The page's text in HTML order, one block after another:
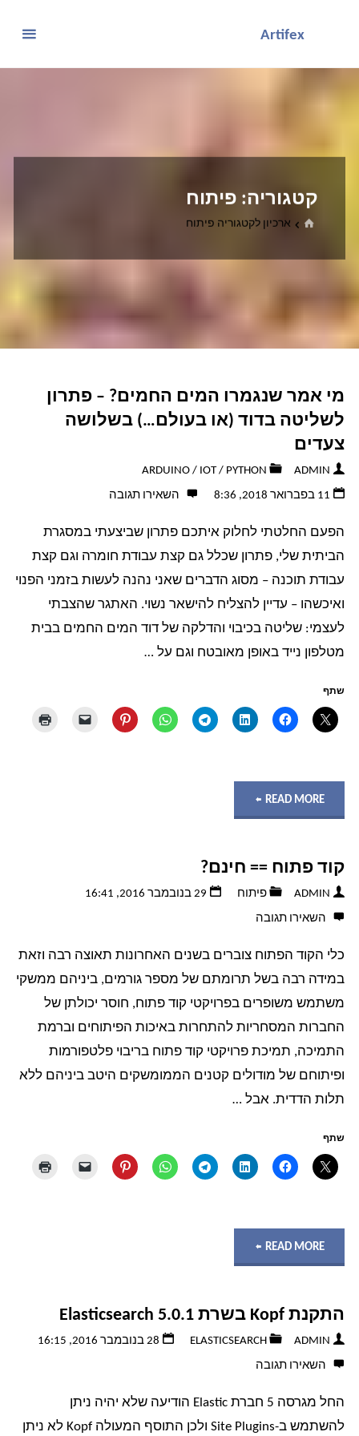
Artifex
קטגוריה: פיתוח
ביתארכיון לקטגוריה פיתוח
מי אמר שנגמרו המים החמים? – פתרון
לשליטה בדוד (או בעולם…) בשלושה
צעדים
ADMIN
ARDUINO/ IOT/ PYTHON
11 בפברואר 2018, 8:36
השאירו תגובה
הפעם החלטתי לחלוק איתכם פתרון שביצעתי במסגרת
הביתית שלי, פתרון שכלל גם קצת עבודת חומרה וגם קצת
עבודת תוכנה – מסוג הדברים שאני נהנה לעשות בזמני הפנוי
ואיכשהו – עדיין להצליח להישאר נשוי. האתגר שהצבתי
לעצמי: שליטה בכיבוי והדלקה של דוד המים החמים בבית
מטלפון נייד באופן מאובטח וגם על …
שתף
READ MORE "מי
שנגמרו
החמים?
–
פתרון
בדוד
בעולם…)
צעדים"
קוד פתוח == חינם?
ADMIN פיתוח
29 בנובמבר 2016, 16:41
השאירו תגובה
כלי הקוד הפתוח צוברים בשנים האחרונות תאוצה רבה וזאת
במידה רבה בשל תרומתם של מספר גורמים, ביניהם ממשקי
משתמש משופרים בפרויקטי קוד פתוח, חוסר יכולתן של
החברות המסחריות להתחרות באיכות הפיתוחים וברמת
התמיכה, תמיכת פרויקטי קוד פתוח בריבוי פלטפורמות
ופיתוחם של מודולים קטנים הממומשקים היטב ביניהם ללא
תלות הדדית. אבל …
שתף
READ MORE "קוד
== התקנת Kopf בשרת Elasticsearch 5.0.1
ADMIN
ELASTICSEARCH
28 בנובמבר 2016, 16:15
השאירו תגובה
החל מגרסה 5 חברת Elastic הודיעה שלא יהיה ניתן
להשתמש ב-Site Plugins ולכן התוסף המעולה Kopf לא ניתן